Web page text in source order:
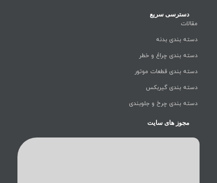
دسترسی سریع
مقالات
دسته بندی بدنه
دسته بندی چراغ و خطر
دسته بندی قطعات موتور
دسته بندی گیربکس
دسته بندی چرخ و جلوبندی
مجوز های سایت